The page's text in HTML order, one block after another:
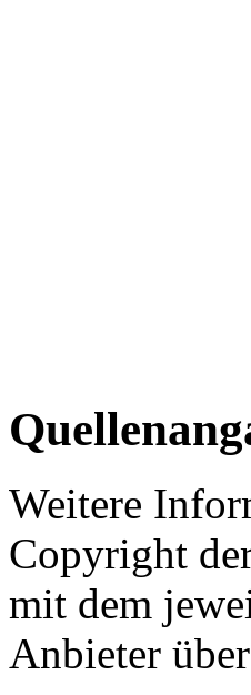
Weitere
Copyright
mit dem
Anbieter